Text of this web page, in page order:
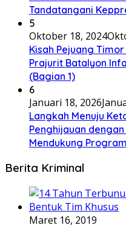
Tandatangani
5
Oktober 18, 2024
Kisah Pejuang
Prajurit Batalyon
(Bagian 1)
6
Januari 18, 2026
Langkah Menuju
Penghijauan
Mendukung
Berita Kriminal
Maret 16, 2019